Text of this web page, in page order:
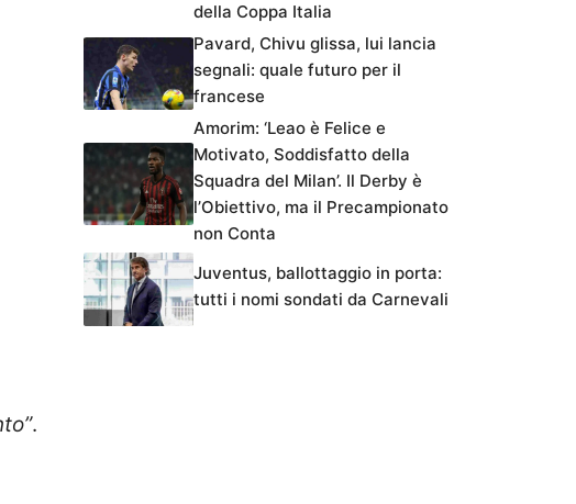
.
della Coppa Italia
Pavard, Chivu glissa, lui lancia
segnali: quale futuro per il
francese
Amorim: ‘Leao è Felice e
Motivato, Soddisfatto della
Squadra del Milan’. Il Derby è
l’Obiettivo, ma il Precampionato
non Conta
Juventus, ballottaggio in porta:
tutti i nomi sondati da Carnevali